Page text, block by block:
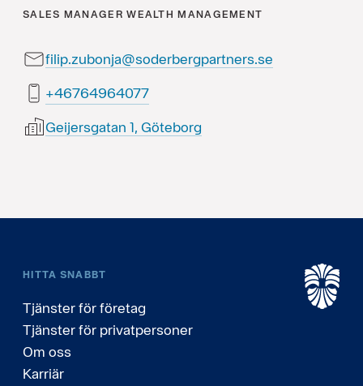
SALES MANAGER WEALTH MANAGEMENT
filip.zubonja@soderbergpartners.se
77046946764+
Geijersgatan 1, Göteborg
HITTA SNABBT
Tjänster för företag
Tjänster för privatpersoner
Om oss
Karriär